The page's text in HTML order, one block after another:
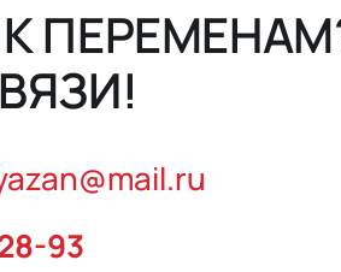
93